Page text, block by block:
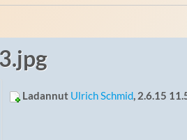
Ladannut Ulrich Schmid, 2.6.15